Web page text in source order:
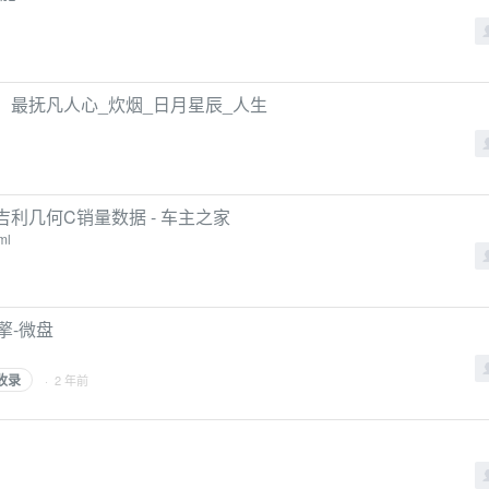
最抚凡人心_炊烟_日月星辰_人生
几何C销量数据 - 车主之家
-微盘
录 · 2 年前